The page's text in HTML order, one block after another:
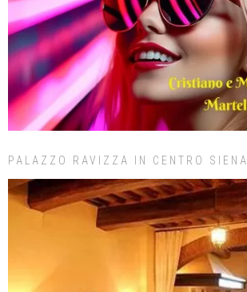
PALAZZO RAVIZZA IN CENTRO SIENA